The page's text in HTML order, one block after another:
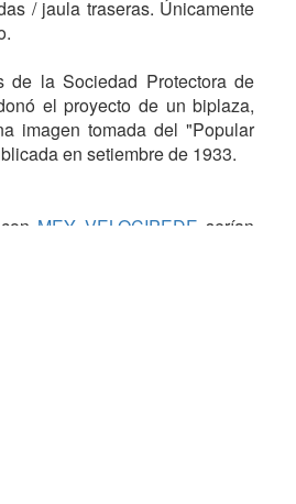
/ jaula traseras. Únicamente
de la Sociedad Protectora de
el proyecto de un biplaza,
imagen tomada del "Popular
en setiembre de 1933.
MEY VELOCIPEDE serían
motor, y utilización de
motivo de citarlos por la
dog to start", frase utilizada
parte de la Patente de
14 de diciembre de 1875;
23 de noviembre de 1875 en